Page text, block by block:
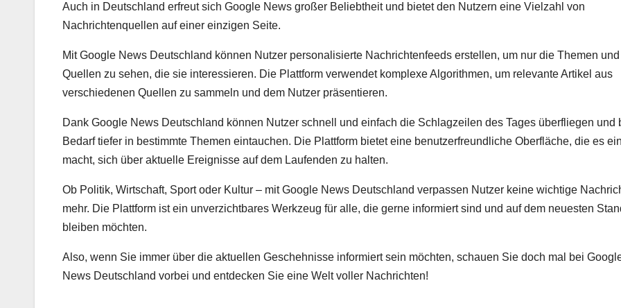
Auch in Deutschland erfreut sich Google News großer Beliebtheit und bietet den Nutzern eine Vielzahl von
Nachrichtenquellen auf einer einzigen Seite.
Mit Google News Deutschland können Nutzer personalisierte Nachrichtenfeeds erstellen, um nur die Themen und
Quellen zu sehen, die sie interessieren. Die Plattform verwendet komplexe Algorithmen, um relevante Artikel aus
verschiedenen Quellen zu sammeln und dem Nutzer präsentieren.
Dank Google News Deutschland können Nutzer schnell und einfach die Schlagzeilen des Tages überfliegen und
Bedarf tiefer in bestimmte Themen eintauchen. Die Plattform bietet eine benutzerfreundliche Oberfläche, die es
macht, sich über aktuelle Ereignisse auf dem Laufenden zu halten.
Ob Politik, Wirtschaft, Sport oder Kultur – mit Google News Deutschland verpassen Nutzer keine wichtige
mehr. Die Plattform ist ein unverzichtbares Werkzeug für alle, die gerne informiert sind und auf dem neuesten
bleiben möchten.
Also, wenn Sie immer über die aktuellen Geschehnisse informiert sein möchten, schauen Sie doch mal bei
News Deutschland vorbei und entdecken Sie eine Welt voller Nachrichten!